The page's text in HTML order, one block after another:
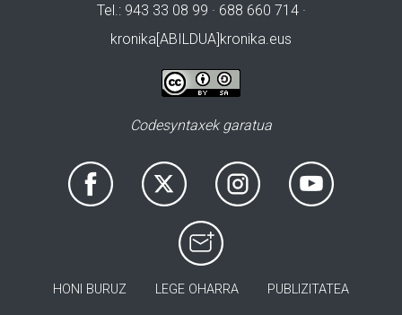
Tel.: 943 33 08 99 · 688 660 714 ·
kronika[ABILDUA]kronika.eus
Codesyntaxek garatua
HONI BURUZ LEGE OHARRA PUBLIZITATEA